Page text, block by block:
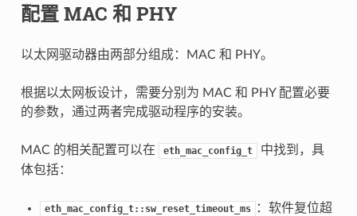
配置 MAC 和 PHY
以太网驱动器由两部分组成：MAC 和 PHY。
根据以太网板设计，需要分别为 MAC 和 PHY 配置必要
的参数，通过两者完成驱动程序的安装。
MAC 的相关配置可以在 eth_mac_config_t
中找到，具
体包括：
eth_mac_config_t::sw_reset_timeout_ms
：软件复位超